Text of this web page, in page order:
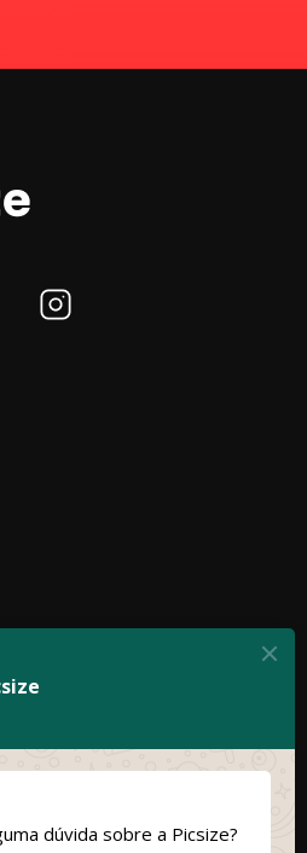
dúvida sobre a Picsize?